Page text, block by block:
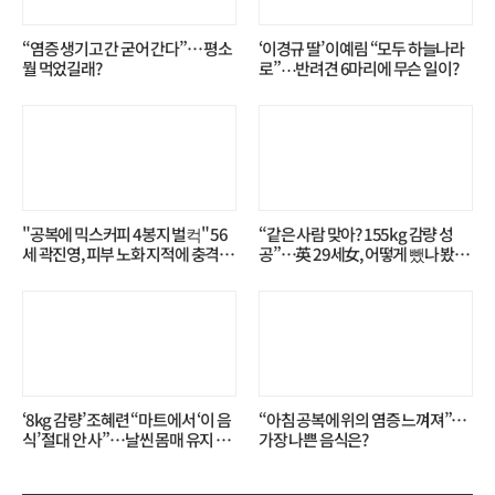
“염증 생기고 간 굳어 간다”… 평소
뭘 먹었길래?
‘이경규 딸’ 이예림 “모두 하늘나라
로”⋯반려견 6마리에 무슨 일이?
"공복에 믹스커피 4봉지 벌컥" 56
세 곽진영, 피부 노화 지적에 충격…
“같은 사람 맞아? 155kg 감량 성
공”…英 29세女, 어떻게 뺐나 봤더
‘8kg 감량’ 조혜련 “마트에서 ‘이 음
식’ 절대 안 사”…날씬 몸매 유지 비
“아침 공복에 위의 염증 느껴져”…
가장 나쁜 음식은?